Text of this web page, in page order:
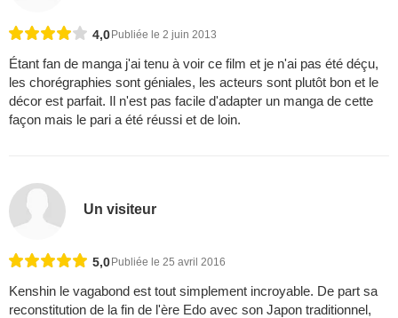
4,0Publiée le 2 juin 2013
Étant fan de manga j'ai tenu à voir ce film et je n'ai pas été déçu,
les chorégraphies sont géniales, les acteurs sont plutôt bon et le
décor est parfait. Il n'est pas facile d'adapter un manga de cette
façon mais le pari a été réussi et de loin.
Un visiteur
5,0Publiée le 25 avril 2016
Kenshin le vagabond est tout simplement incroyable. De part sa
reconstitution de la fin de l'ère Edo avec son Japon traditionnel,